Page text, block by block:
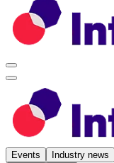
Events Industry news